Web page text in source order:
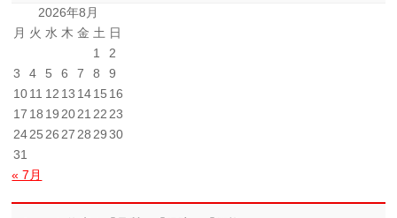
2026年8月
月 火 水 木 金 土 日
1
2
3
4 5 6 7 8
9
1011 12 13 1415 16
17 18 19 2021 22 23
2425 26 27 28 29 30
31
« 7月